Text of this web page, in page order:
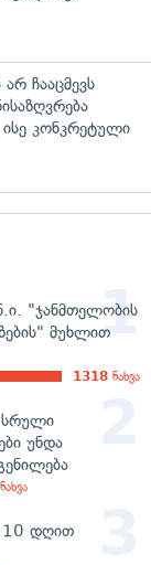
ჩააცმევს
კონკრეტული
"ჯანმთელობის
მუხლით
1318 ნახვა
სრული
უნდა
ნახვა
10 დღით